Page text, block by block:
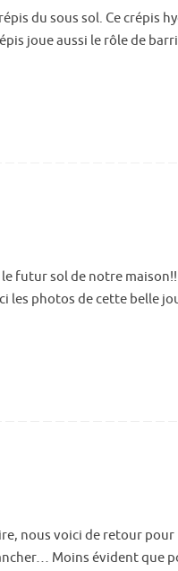
du sous sol. Ce crépis
joue aussi le rôle de
futur sol de notre
les photos de cette belle
nous voici de retour pour
Moins évident que